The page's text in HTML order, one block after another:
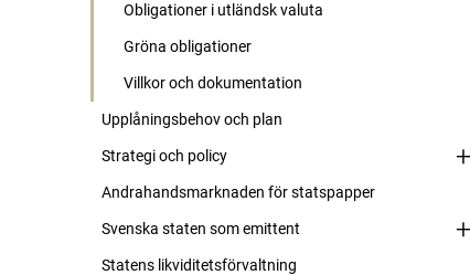
Obligationer i utländsk valuta
Gröna obligationer
Villkor och dokumentation
Upplåningsbehov och plan
Strategi och policy
Andrahandsmarknaden för statspapper
Svenska staten som emittent
Statens likviditetsförvaltning